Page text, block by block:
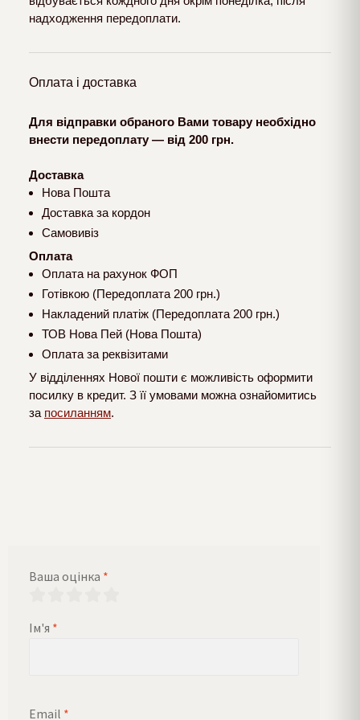
надходження передоплати.
Оплата і доставка
Для відправки обраного Вами товару необхідно
внести передоплату — від 200 грн.
Доставка
Нова Пошта
Доставка за кордон
Самовивіз
Оплата
Оплата на рахунок ФОП
Готівкою (Передоплата 200 грн.)
Накладений платіж (Передоплата 200 грн.)
ТОВ Нова Пей (Нова Пошта)
Оплата за реквізитами
У відділеннях Нової пошти є можливість оформити
посилку в кредит. З її умовами можна ознайомитись
за посиланням.
Ваша оцінка *
Ім'я *
Email *